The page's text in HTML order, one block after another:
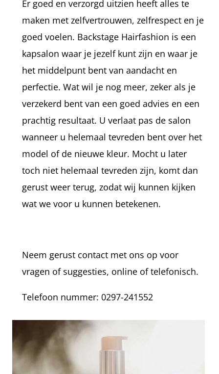
Er goed en verzorgd uitzien heeft alles te
maken met zelfvertrouwen, zelfrespect en je
goed voelen. Backstage Hairfashion is een
kapsalon waar je jezelf kunt zijn en waar je
het middelpunt bent van aandacht en
perfectie. Wat wil je nog meer, zeker als je
verzekerd bent van een goed advies en een
prachtig resultaat. U verlaat pas de salon
wanneer u helemaal tevreden bent over het
model of de nieuwe kleur. Mocht u later
toch niet helemaal tevreden zijn, komt dan
gerust weer terug, zodat wij kunnen kijken
wat we voor u kunnen betekenen.
Neem gerust contact met ons op voor
vragen of suggesties, online of telefonisch.
Telefoon nummer: 0297-241552